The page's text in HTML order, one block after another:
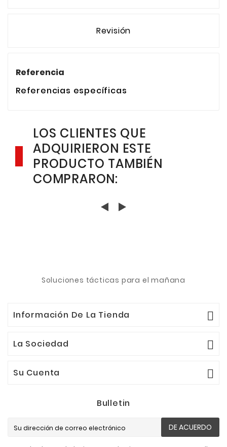
Revisión
Referencia
Referencias específicas
LOS CLIENTES QUE
ADQUIRIERON ESTE
PRODUCTO TAMBIÉN
COMPRARON:
Soluciones tácticas para el mañana
Información De La Tienda 
La Sociedad 
Su Cuenta 
Bulletin
DE ACUERDO